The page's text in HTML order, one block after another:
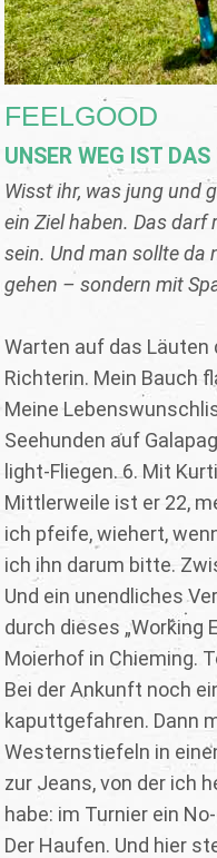
FEELGOOD
UNSER WEG IST DAS
Wisst ihr, was jung und
ein Ziel haben. Das
sein. Und man sollte
gehen – sondern mit
Warten auf das Läuten
Richterin. Mein Bauch
Meine
Seehunden auf
light-Fliegen. 6. Mit
Mittlerweile ist er 22,
ich pfeife, wiehert,
ich ihn darum bitte.
Und ein unendliches
durch dieses „Working
Moierhof in Chieming.
Bei der Ankunft noch
kaputtgefahren. Dann
Westernstiefeln in
zur Jeans, von der ich
habe: im Turnier ein
Der Haufen. Und hier